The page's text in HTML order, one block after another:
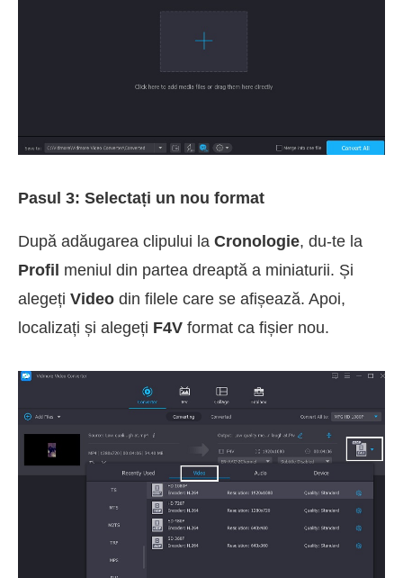
Pasul 3: Selectați un nou format
După adăugarea clipului la Cronologie, du-te la
Profil meniul din partea dreaptă a miniaturii. Și
alegeți Video din filele care se afișează. Apoi,
localizați și alegeți F4V format ca fișier nou.